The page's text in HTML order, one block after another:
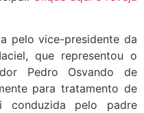
pelo vice-presidente da
que representou o
Pedro Osvando de
para tratamento de
pelo padre